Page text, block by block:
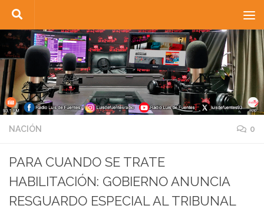
Saltar al contenido
NACIÓN 0
PARA CUANDO SE TRATE
HABILITACIÓN: GOBIERNO ANUNCIA
RESGUARDO ESPECIAL AL TRIBUNAL